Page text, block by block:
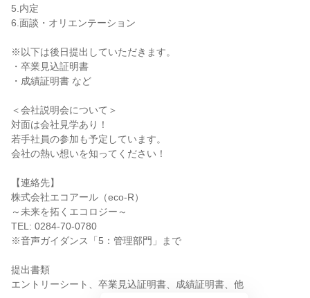
5.内定
6.面談・オリエンテーション
※以下は後日提出していただきます。
・卒業見込証明書
・成績証明書 など
＜会社説明会について＞
対面は会社見学あり！
若手社員の参加も予定しています。
会社の熱い想いを知ってください！
【連絡先】
株式会社エコアール（eco-R）
～未来を拓くエコロジー～
TEL: 0284-70-0780
※音声ガイダンス「5：管理部門」まで
提出書類
エントリーシート、卒業見込証明書、成績証明書、他